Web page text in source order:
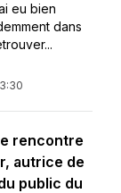
eu bien
dans
rencontre
autrice de
public du